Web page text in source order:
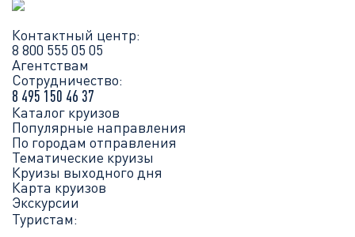
Контактный центр:
8 800 555 05 05
Агентствам
Сотрудничество:
8 495 150 46 37
Каталог круизов
Популярные направления
По городам отправления
Тематические круизы
Круизы выходного дня
Карта круизов
Экскурсии
Туристам: